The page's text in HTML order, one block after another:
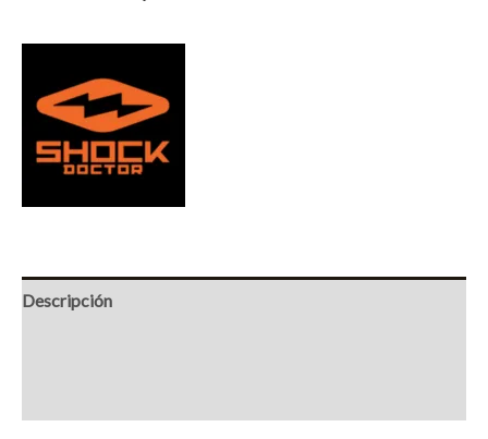
Descripción